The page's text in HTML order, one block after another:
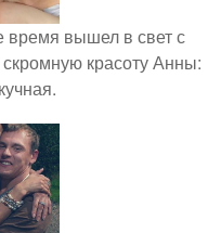
время вышел в свет с
красоту Анны: